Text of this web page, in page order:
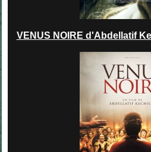
VENUS NOIRE d'Abdellatif